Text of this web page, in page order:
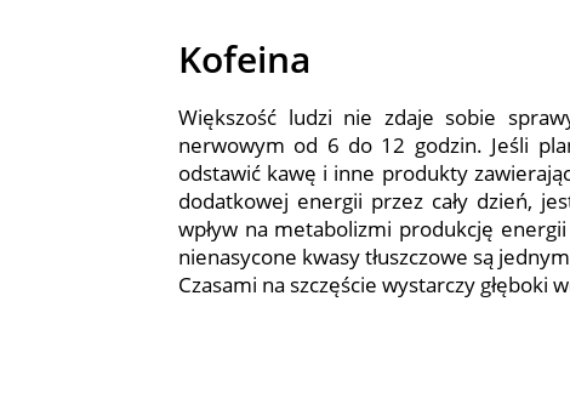
Kofeina
Większość ludzi nie zdaje sobie
nerwowym od 6 do 12 godzin. Jeśli
odstawić kawę i inne produkty
dodatkowej energii przez cały dzień,
wpływ na metabolizmi produkcję
nienasycone kwasy tłuszczowe są
Czasami na szczęście wystarczy głęboki